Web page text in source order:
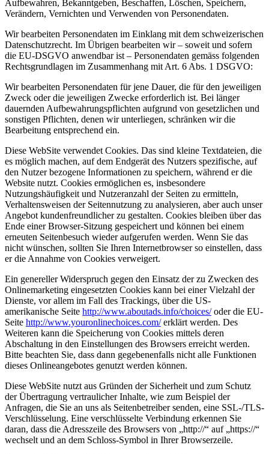
Aufbewahren, Bekanntgeben, Beschaffen, Löschen, Speichern,
Verändern, Vernichten und Verwenden von Personendaten.
Wir bearbeiten Personendaten im Einklang mit dem schweizerischen
Datenschutzrecht. Im Übrigen bearbeiten wir – soweit und sofern
die EU-DSGVO anwendbar ist – Personendaten gemäss folgenden
Rechtsgrundlagen im Zusammenhang mit Art. 6 Abs. 1 DSGVO:
Wir bearbeiten Personendaten für jene Dauer, die für den jeweiligen
Zweck oder die jeweiligen Zwecke erforderlich ist. Bei länger
dauernden Aufbewahrungspflichten aufgrund von gesetzlichen und
sonstigen Pflichten, denen wir unterliegen, schränken wir die
Bearbeitung entsprechend ein.
Diese WebSite verwendet Cookies. Das sind kleine Textdateien, die
es möglich machen, auf dem Endgerät des Nutzers spezifische, auf
den Nutzer bezogene Informationen zu speichern, während er die
Website nutzt. Cookies ermöglichen es, insbesondere
Nutzungshäufigkeit und Nutzeranzahl der Seiten zu ermitteln,
Verhaltensweisen der Seitennutzung zu analysieren, aber auch unser
Angebot kundenfreundlicher zu gestalten. Cookies bleiben über das
Ende einer Browser-Sitzung gespeichert und können bei einem
erneuten Seitenbesuch wieder aufgerufen werden. Wenn Sie das
nicht wünschen, sollten Sie Ihren Internetbrowser so einstellen, dass
er die Annahme von Cookies verweigert.
Ein genereller Widerspruch gegen den Einsatz der zu Zwecken des
Onlinemarketing eingesetzten Cookies kann bei einer Vielzahl der
Dienste, vor allem im Fall des Trackings, über die US-
amerikanische Seite http://www.aboutads.info/choices/oder die EU-
Seite http://www.youronlinechoices.com/erklärt werden. Des
Weiteren kann die Speicherung von Cookies mittels deren
Abschaltung in den Einstellungen des Browsers erreicht werden.
Bitte beachten Sie, dass dann gegebenenfalls nicht alle Funktionen
dieses Onlineangebotes genutzt werden können.
Diese WebSite nutzt aus Gründen der Sicherheit und zum Schutz
der Übertragung vertraulicher Inhalte, wie zum Beispiel der
Anfragen, die Sie an uns als Seitenbetreiber senden, eine SSL-/TLS-
Verschlüsselung. Eine verschlüsselte Verbindung erkennen Sie
daran, dass die Adresszeile des Browsers von „http://“ auf „https://“
wechselt und an dem Schloss-Symbol in Ihrer Browserzeile.